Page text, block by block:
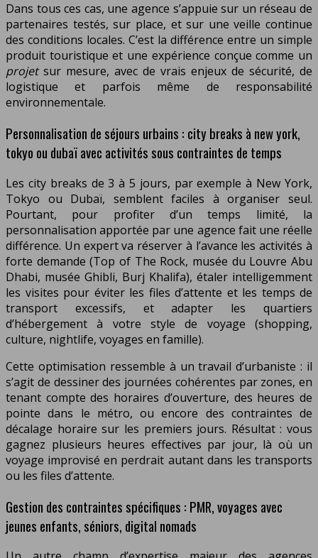
Dans tous ces cas, une agence s’appuie sur un réseau de
partenaires testés, sur place, et sur une veille continue
des conditions locales. C’est la différence entre un simple
produit touristique et une expérience conçue comme un
projetsur mesure, avec de vrais enjeux de sécurité, de
logistique et parfois même de responsabilité
environnementale.
Personnalisation de séjours urbains : city breaks à new york,
tokyo ou dubaï avec activités sous contraintes de temps
Les city breaks de 3 à 5 jours, par exemple à New York,
Tokyo ou Dubaï, semblent faciles à organiser seul.
Pourtant, pour profiter d’un temps limité, la
personnalisation apportée par une agence fait une réelle
différence. Un expert va réserver à l’avance les activités à
forte demande (Top of The Rock, musée du Louvre Abu
Dhabi, musée Ghibli, Burj Khalifa), étaler intelligemment
les visites pour éviter les files d’attente et les temps de
transport excessifs, et adapter les quartiers
d’hébergement à votre style de voyage (shopping,
culture, nightlife, voyages en famille).
Cette optimisation ressemble à un travail d’urbaniste : il
s’agit de dessiner des journées cohérentes par zones, en
tenant compte des horaires d’ouverture, des heures de
pointe dans le métro, ou encore des contraintes de
décalage horaire sur les premiers jours. Résultat : vous
gagnez plusieurs heures effectives par jour, là où un
voyage improvisé en perdrait autant dans les transports
ou les files d’attente.
Gestion des contraintes spécifiques : PMR, voyages avec
jeunes enfants, séniors, digital nomads